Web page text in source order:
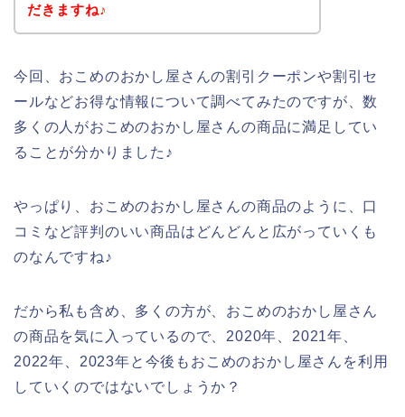
だきますね♪
今回、おこめのおかし屋さんの割引クーポンや割引セ
ールなどお得な情報について調べてみたのですが、数
多くの人がおこめのおかし屋さんの商品に満足してい
ることが分かりました♪
やっぱり、おこめのおかし屋さんの商品のように、口
コミなど評判のいい商品はどんどんと広がっていくも
のなんですね♪
だから私も含め、多くの方が、おこめのおかし屋さん
の商品を気に入っているので、2020年、2021年、
2022年、2023年と今後もおこめのおかし屋さんを利用
していくのではないでしょうか？